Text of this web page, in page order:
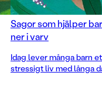
Sagor som hjälper
ner i varv
Idag lever många barn
stressigt liv med långa